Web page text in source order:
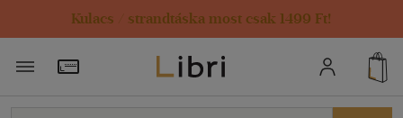
Kulacs / strandtáska most csak 1499 Ft!
Törzsvásárlói Kártya adatai